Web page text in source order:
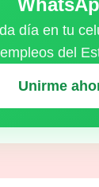
día en tu
empleos del
Unirme